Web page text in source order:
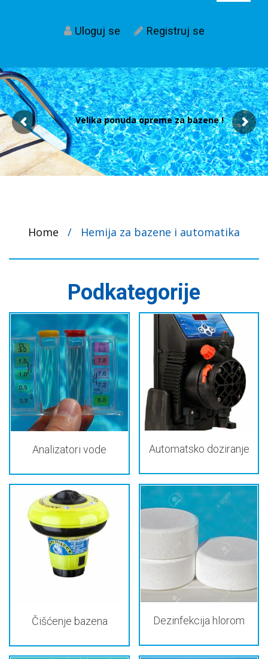
Uloguj se Registruj se
Velika ponuda opreme za bazene !
Home / Hemija za bazene i automatika
Podkategorije
Analizatori vode Automatsko doziranje
Čišćenje bazena Dezinfekcija hlorom